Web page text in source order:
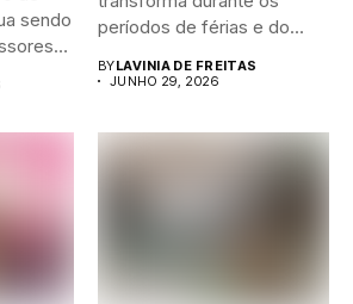
sendo
períodos de férias e do...
BYLAVINIA DE FREITAS
JUNHO 29, 2026